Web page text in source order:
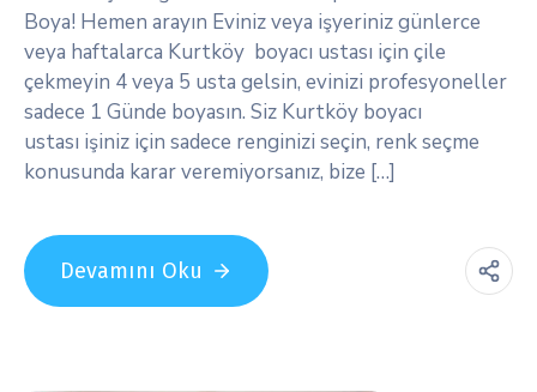
Boya! Hemen arayın Eviniz veya işyeriniz günlerce
veya haftalarca Kurtköy boyacı ustası için çile
çekmeyin 4 veya 5 usta gelsin, evinizi profesyoneller
sadece 1 Günde boyasın. Siz Kurtköy boyacı
ustası işiniz için sadece renginizi seçin, renk seçme
konusunda karar veremiyorsanız, bize […]
Devamını Oku